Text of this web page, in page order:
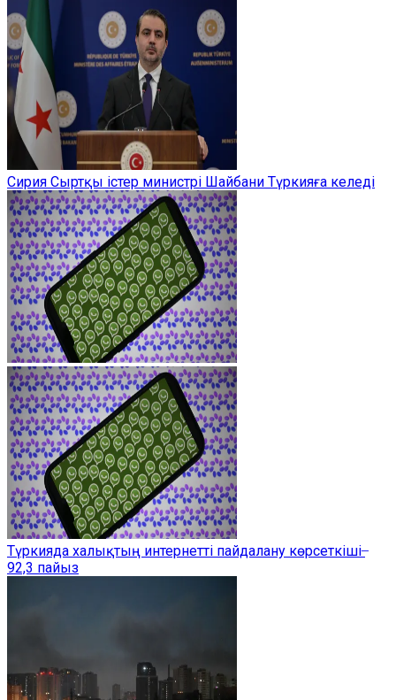
Сирия Сыртқы істер министрі Шайбани Түркияға келеді
Түркияда халықтың интернетті пайдалану көрсеткіші ̶
92,3 пайыз